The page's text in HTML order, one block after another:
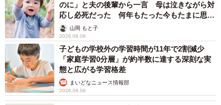
のに」と夫の後輩から一言 母は泣きながら対
応し必死だった 何年もたった今もたまに思い
出し…山岡 もと子
2026.08.06
子どもの学校外の学習時間が11年で2割減少
「家庭学習0分層」が約半数に達する深刻な実
態と広がる学習格差
まいどなニュース情報部
2026.08.06